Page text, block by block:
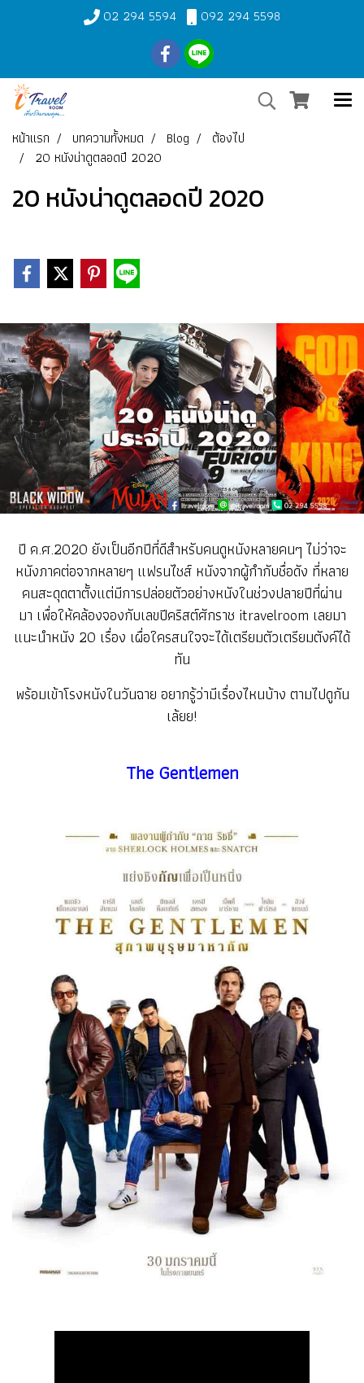
02 294 5594 092 294 5598
หน้าแรก บทความทั้งหมด Blog
ต้องไป
20 หนังน่าดูตลอดปี 2020
20 หนังน่าดูตลอดปี 2020
ปี ค.ศ.2020 ยังเป็นอีกปีที่ดีสำหรับคนดูหนังหลายคนๆ ไม่ว่าจะ
หนังภาคต่อจากหลายๆ แฟรนไชส์ หนังจากผู้กำกับชื่อดัง ที่หลาย
คนสะดุดตาตั้งแต่มีการปล่อยตัวอย่างหนังในช่วงปลายปีที่ผ่าน
มา เพื่อให้คล้องจองกับเลขปีคริสต์ศักราช itravelroom เลยมา
แนะนำหนัง 20 เรื่อง เผื่อใครสนใจจะได้เตรียมตัวเตรียมตังค์ได้
ทัน
พร้อมเข้าโรงหนังในวันฉาย อยากรู้ว่ามีเรื่องไหนบ้าง ตามไปดูกัน
เล้ยย!
The Gentlemen